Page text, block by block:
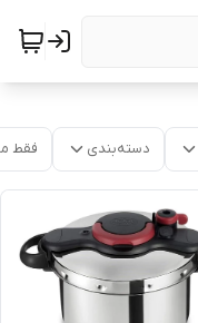
دسته‌بندی فقط